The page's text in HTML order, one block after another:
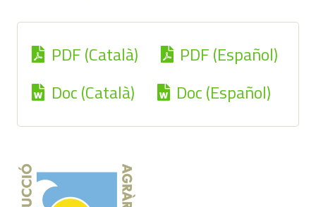
PDF (Català)
PDF (Español)
Doc (Català)
Doc (Español)